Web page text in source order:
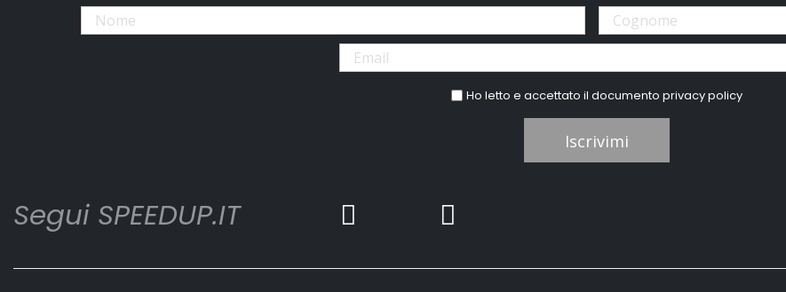
Ho letto e accettato il documentoprivacy policy
Iscrivimi
Segui SPEEDUP.IT